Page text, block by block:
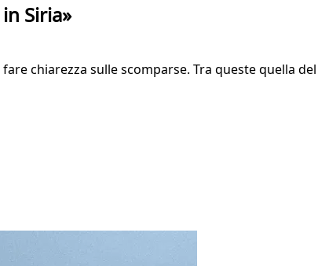
Siria»
chiarezza sulle scomparse. Tra queste quella